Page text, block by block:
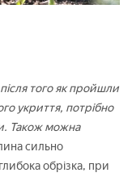
після того як пройшли
укриття, потрібно
Також можна
сильно
обрізка, при